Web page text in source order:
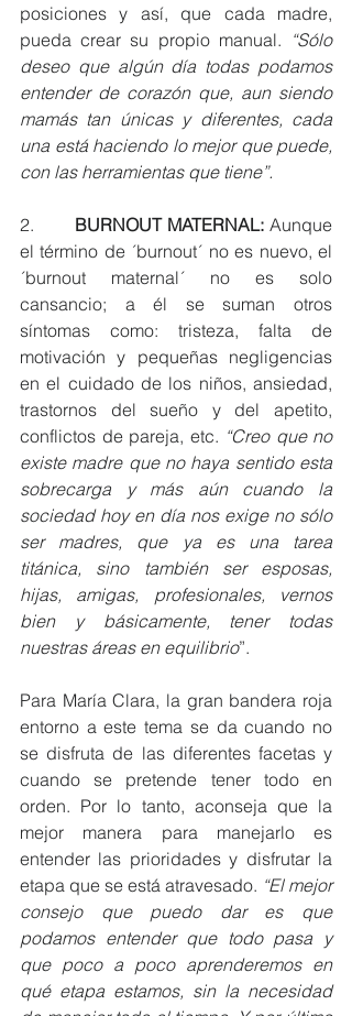
posiciones y así, que cada madre,
pueda crear su propio manual. “Sólo
deseo que algún día todas podamos
entender de corazón que, aun siendo
mamás tan únicas y diferentes, cada
una está haciendo lo mejor que puede,
con las herramientas que tiene”.
2. BURNOUT MATERNAL: Aunque
el término de ´burnout´ no es nuevo, el
´burnout maternal´ no es solo
cansancio; a él se suman otros
síntomas como: tristeza, falta de
motivación y pequeñas negligencias
en el cuidado de los niños, ansiedad,
trastornos del sueño y del apetito,
conflictos de pareja, etc. “Creo que no
existe madre que no haya sentido esta
sobrecarga y más aún cuando la
sociedad hoy en día nos exige no sólo
ser madres, que ya es una tarea
titánica, sino también ser esposas,
hijas, amigas, profesionales, vernos
bien y básicamente, tener todas
nuestras áreas en equilibrio”.
Para María Clara, la gran bandera roja
entorno a este tema se da cuando no
se disfruta de las diferentes facetas y
cuando se pretende tener todo en
orden. Por lo tanto, aconseja que la
mejor manera para manejarlo es
entender las prioridades y disfrutar la
etapa que se está atravesado. “El mejor
consejo que puedo dar es que
podamos entender que todo pasa y
que poco a poco aprenderemos en
qué etapa estamos, sin la necesidad